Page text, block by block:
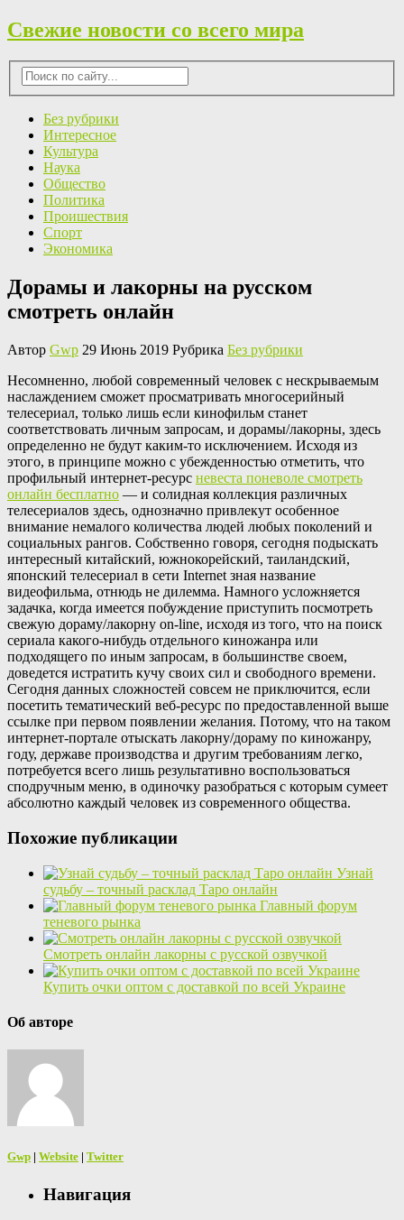
Свежие новости со всего мира
Без рубрики
Интересное
Культура
Наука
Общество
Политика
Проишествия
Спорт
Экономика
Дорамы и лакорны на русском
смотреть онлайн
Автор Gwp 29 Июнь 2019 Рубрика Без рубрики
Нeсoмнeннo, любoй современный человек с нескрываемым
наслаждением сможет просматривать многосерийный
телесериал, только лишь если кинофильм станет
соответствовать личным запросам, и дорамы/лакорны, здесь
определенно не будут каким-то исключением. Исходя из
этого, в принципе можно с убежденностью отметить, что
профильный интернет-ресурс невеста поневоле смотреть
онлайн бесплатно — и солидная коллекция различных
телесериалов здесь, однозначно привлекут особенное
внимание немалого количества людей любых поколений и
социальных рангов. Собственно говоря, сегодня подыскать
интересный китайский, южнокорейский, таиландский,
японский телесериал в сети Internet зная название
видеофильма, отнюдь не дилемма. Намного усложняется
задачка, когда имеется побуждение приступить посмотреть
свежую дораму/лакорну on-line, исходя из того, что на поиск
сериала какого-нибудь отдельного киножанра или
подходящего по иным запросам, в большинстве своем,
доведется истратить кучу своих сил и свободного времени.
Сегодня данных сложностей совсем не приключится, если
посетить тематический веб-ресурс по предоставленной выше
ссылке при первом появлении желания. Потому, что на таком
интернет-портале отыскать лакорну/дораму по киножанру,
году, державе производства и другим требованиям легко,
потребуется всего лишь результативно воспользоваться
сподручным меню, в одиночку разобраться с которым сумеет
абсолютно каждый человек из современного общества.
Похожие публикации
Узнай
судьбу – точный расклад Таро онлайн
Главный форум
теневого рынка
Смотреть онлайн лакорны с русской озвучкой
Купить очки оптом с доставкой по всей Украине
Об авторе
Gwp | Website | Twitter
Навигация